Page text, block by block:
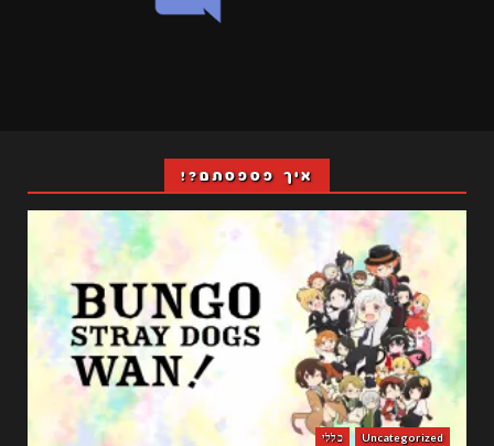
איך פספסתם?!
Uncategorized כללי